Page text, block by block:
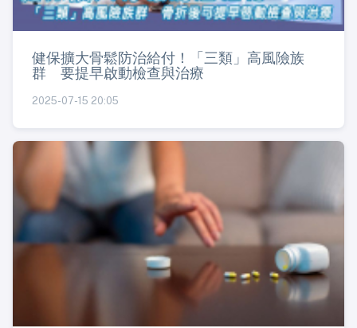
健保擴大骨鬆防治給付！「三類」高風險族
群 要提早啟動檢查與治療
2025-07-15 20:05